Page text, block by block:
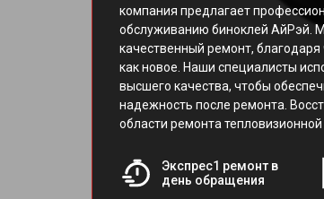
компания предлагает
обслуживанию биноклей АйРэй.
качественный ремонт,
как новое. Наши специалисты
высшего качества, чтобы
надежность после ремонта.
области ремонта тепловизионной
Экспрес1 ремонт в
день обращения